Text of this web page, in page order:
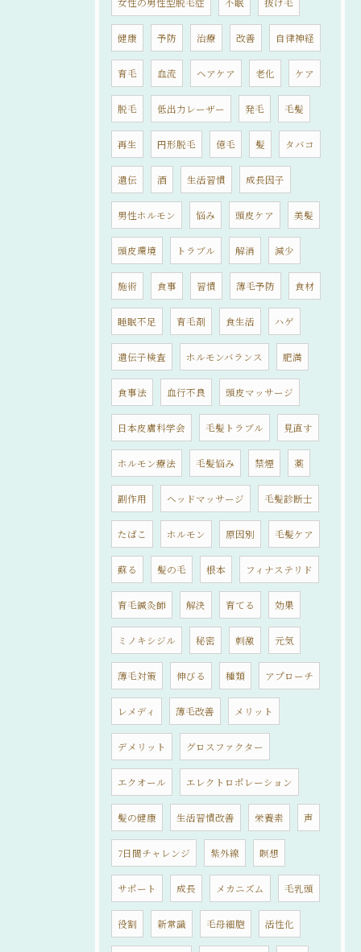
健康 予防 治療 改善 自律神経
育毛 血流 ヘアケア 老化 ケア
脱毛 低出力レーザー 発毛 毛髪
再生 円形脱毛 億毛 髪 タバコ
遺伝 酒 生活習慣 成長因子
男性ホルモン 悩み 頭皮ケア 美髪
頭皮環境 トラブル 解消 減少
施術 食事 習慣 薄毛予防 食材
睡眠不足 育毛剤 食生活 ハゲ
遺伝子検査 ホルモンバランス 肥満
食事法 血行不良 頭皮マッサージ
日本皮膚科学会 毛髪トラブル 見直す
ホルモン療法 毛髪悩み 禁煙 薬
副作用 ヘッドマッサージ 毛髪診断士
たばこ ホルモン 原因別 毛髪ケア
蘇る 髪の毛 根本 フィナステリド
育毛鍼灸師 解決 育てる 効果
ミノキシジル 秘密 刺激 元気
薄毛対策 伸びる 種類 アプローチ
レメディ 薄毛改善 メリット
デメリット グロスファクター
エクオール エレクトロポレーション
髪の健康 生活習慣改善 栄養素 声
7日間チャレンジ 紫外線 瞑想
サポート 成長 メカニズム 毛乳頭
役割 新常識 毛母細胞 活性化